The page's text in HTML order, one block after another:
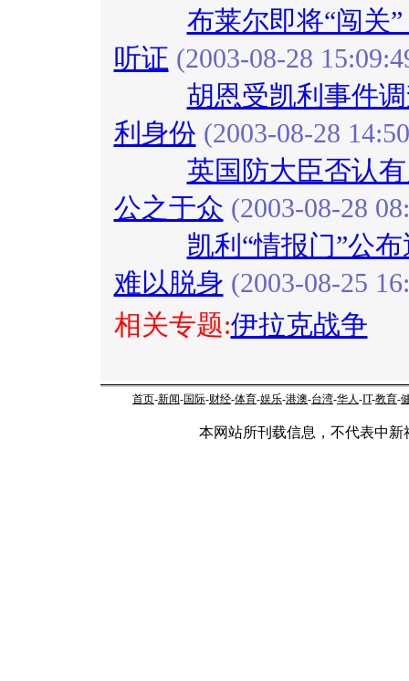
布莱尔即将“闯关
听证 (2003-08-28
胡恩受凯利事件
利身份 (2003-08-28
英国防大臣否认
公之于众 (2003-08-28
凯利“情报门”公
难以脱身 (2003-08-25
相关专题:伊拉克战争
首页-新闻-国际-财经-体育-娱乐-港澳-台湾-华人-IT-教育-
本网站所刊载信息，不代表中